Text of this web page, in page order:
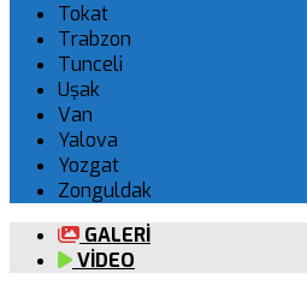
Tokat
Trabzon
Tunceli
Uşak
Van
Yalova
Yozgat
Zonguldak
GALERİ
VİDEO